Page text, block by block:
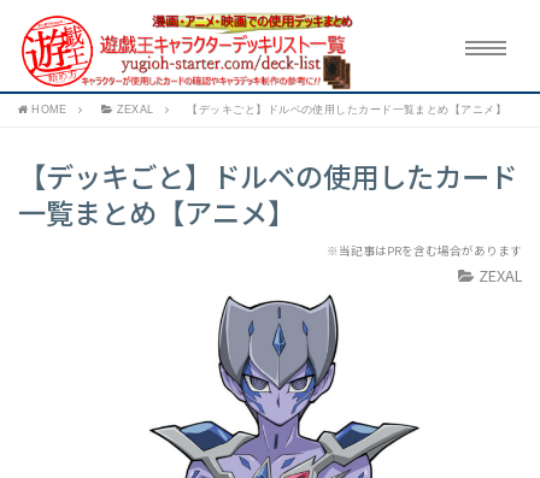
HOME ZEXAL 【デッキごと】ドルベの使用したカード一覧まとめ【アニメ】
【デッキごと】ドルベの使用したカード
一覧まとめ【アニメ】
※当記事はPRを含む場合があります
ZEXAL